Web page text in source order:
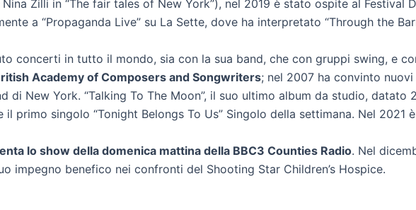
Nina Zilli in “The fair tales of New York”), nel 2019 è stato ospite al Festival
a “Propaganda Live” su La Sette, dove ha interpretato “Through the
concerti in tutto il mondo, sia con la sua band, che con gruppi swing, e
Academy of Composers and Songwriters; nel 2007 ha convinto
di New York. “Talking To The Moon”, il suo ultimo album da studio,
il primo singolo “Tonight Belongs To Us” Singolo della settimana. Nel 2021
lo show della domenica mattina della BBC3 Counties Radio. Nel
impegno benefico nei confronti del Shooting Star Children’s Hospice.